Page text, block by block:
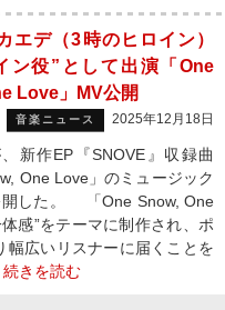
エデ（3時のヒロイン）
ン役”として出演「One
Love」MV公開
音楽ニュース 2025年12月18日
新作EP『SNOVE』収録曲
One Love」のミュージック
開した。 「One Snow, One
感”をテーマに制作され、ポ
幅広いリスナーに届くことを
続きを読む